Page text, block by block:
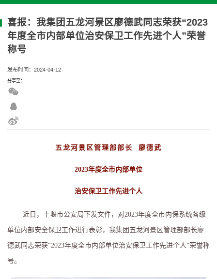
喜报：我集团五龙河景区廖德武同志荣获“2023
年度全市内部单位治安保卫工作先进个人”荣誉
称号
发布时间：2024-04-12
分享至：
五龙河景区管理部部长 廖德武
2023年度全市内部单位
治安保卫工作先进个人
近日，十堰市公安局下发文件，对2023年度全市内保系统各级
单位内部安全保卫工作进行表彰，我集团五龙河景区管理部部长廖
德武同志荣获“2023年度全市内部单位治安保卫工作先进个人”荣誉称
号。